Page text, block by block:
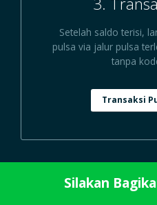
Setelah saldo terisi,
pulsa via jalur pulsa
tanpa
Transaksi
Silakan